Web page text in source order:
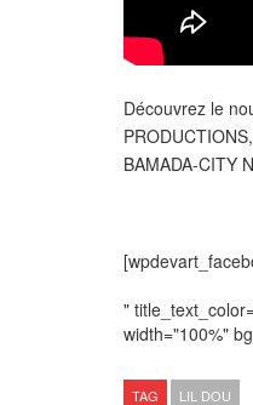
Découvrez le
BAMADA-CITY
"
width="100%"
TAG LIL DOU